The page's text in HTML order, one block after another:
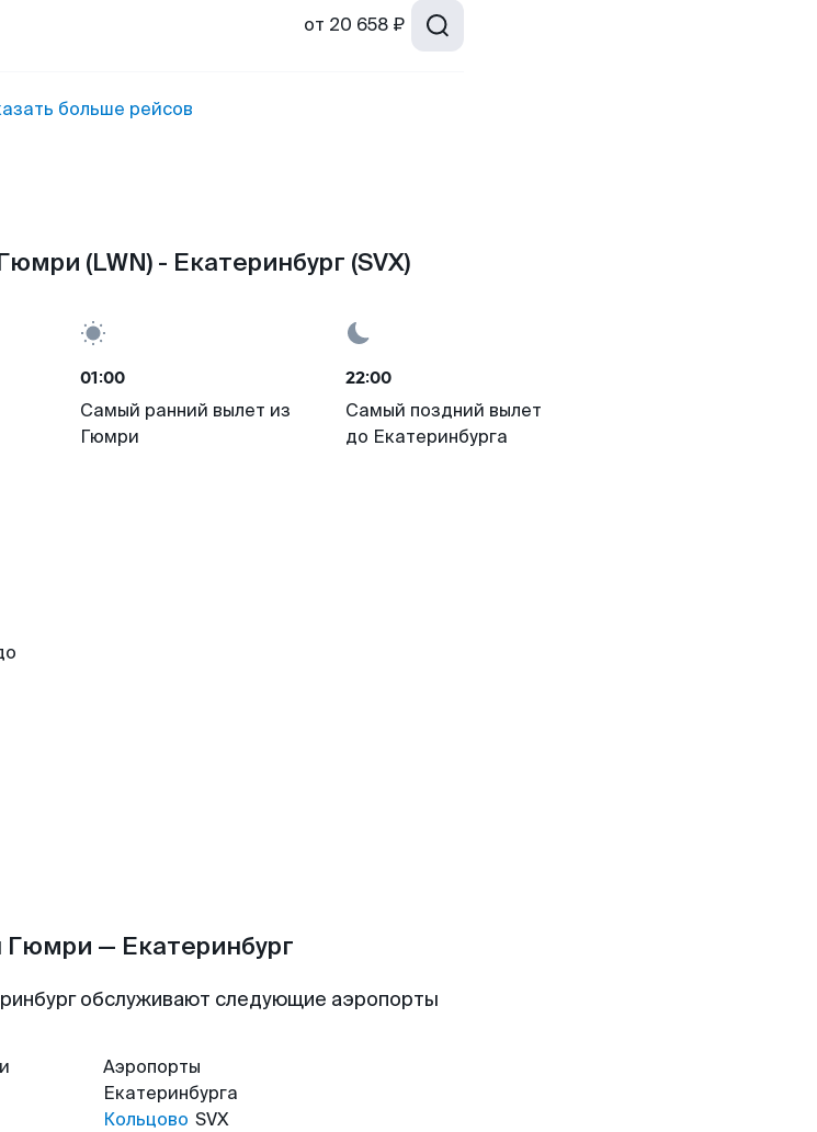
от 20 658 ₽
больше рейсов
(LWN) - Екатеринбург (SVX)
01:00
Самый ранний вылет из
Гюмри
22:00
Самый поздний вылет
до Екатеринбурга
Гюмри — Екатеринбург
обслуживают следующие аэропорты
Аэропорты
Екатеринбурга
Кольцово SVX